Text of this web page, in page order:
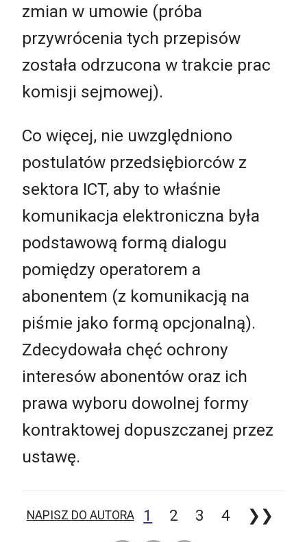
zmian w umowie (próba
przywrócenia tych przepisów
została odrzucona w trakcie prac
komisji sejmowej).
Co więcej, nie uwzględniono
postulatów przedsiębiorców z
sektora ICT, aby to właśnie
komunikacja elektroniczna była
podstawową formą dialogu
pomiędzy operatorem a
abonentem (z komunikacją na
piśmie jako formą opcjonalną).
Zdecydowała chęć ochrony
interesów abonentów oraz ich
prawa wyboru dowolnej formy
kontraktowej dopuszczanej przez
ustawę.
NAPISZ DO AUTORA 1 2 3 4 ❯❯